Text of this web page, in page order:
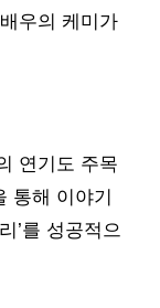
우의 케미가
연기도 주목
통해 이야기
’를 성공적으